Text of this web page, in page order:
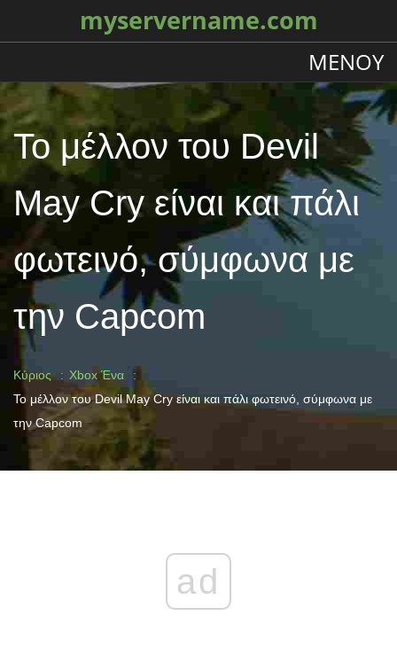
myservername.com
ΜΕΝΟΎ
Το μέλλον του Devil
May Cry είναι και πάλι
φωτεινό, σύμφωνα με
την Capcom
Κύριος
Xbox Ένα
Το μέλλον του Devil May Cry είναι και πάλι φωτεινό, σύμφωνα με
την Capcom
ad